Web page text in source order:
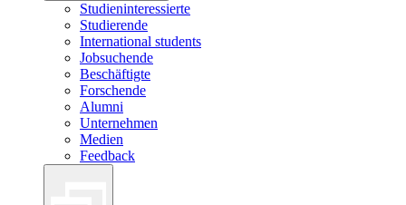
Studieninteressierte
Studierende
International students
Jobsuchende
Beschäftigte
Forschende
Alumni
Unternehmen
Medien
Feedback